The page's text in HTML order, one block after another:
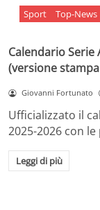
Sport Top-News
Calendario Serie
(versione
Giovanni Fortunato
Ufficializzato il
2025-2026 con
Leggi di più